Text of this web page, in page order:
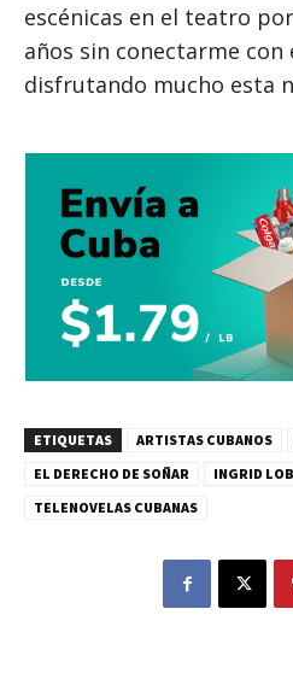
escénicas en el teatro
años sin conectarme con
disfrutando mucho esta
ETIQUETAS ARTISTAS CUBANOS
EL DERECHO DE SOÑAR
INGRID
TELENOVELAS CUBANAS